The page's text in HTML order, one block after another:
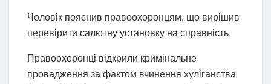
Чоловік пояснив правоохоронцям, що вирішив
перевірити салютну установку на справність.
Правоохоронці відкрили кримінальне
провадження за фактом вчинення хуліганства